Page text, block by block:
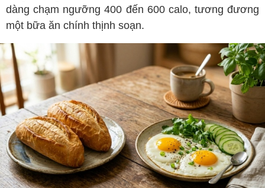
dàng chạm ngưỡng 400 đến 600 calo, tương đương
một bữa ăn chính thịnh soạn.